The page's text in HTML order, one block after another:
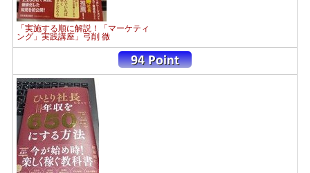
「実施する順に解説！「マーケティ
ング」実践講座」弓削 徹